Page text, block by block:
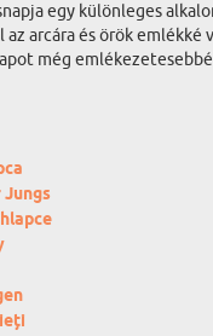
egy különleges
arcára és örök
még